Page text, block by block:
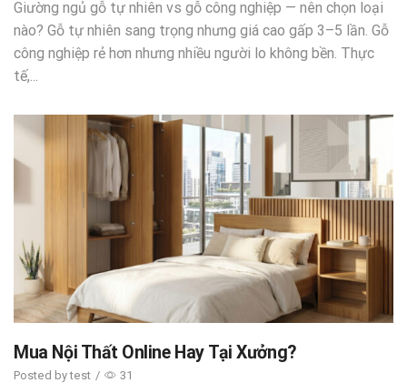
Giường ngủ gỗ tự nhiên vs gỗ công nghiệp — nên chọn loại
nào? Gỗ tự nhiên sang trọng nhưng giá cao gấp 3–5 lần. Gỗ
công nghiệp rẻ hơn nhưng nhiều người lo không bền. Thực
tế,...
Mua Nội Thất Online Hay Tại Xưởng?
Posted bytest / 31